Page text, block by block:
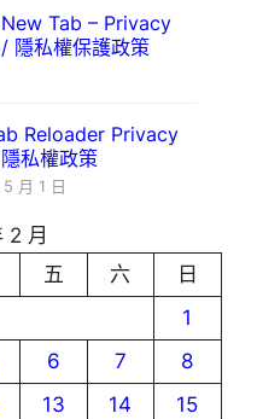
Tab – Privacy
隱私權保護政策
Reloader Privacy
私權政策
月 1 日
2 月
五 六
日
1
6 7
8
13 14
15